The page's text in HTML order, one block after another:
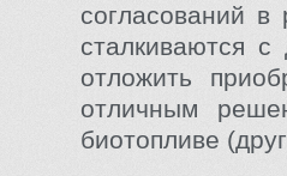
согласований
сталкиваются
отложить
отличным
биотопливе